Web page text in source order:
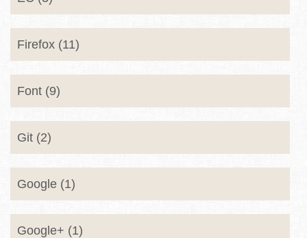
Firefox (11)
Font (9)
Git (2)
Google (1)
Google+ (1)